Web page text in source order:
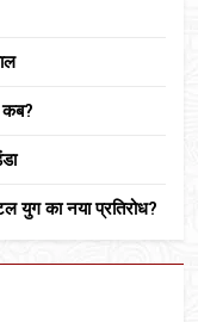
कब?
युग का नया प्रतिरोध?